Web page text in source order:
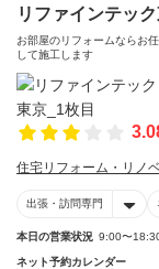
リファインテッ
お部屋のリフォームならお
して施工します
住宅リフォーム・リノ
出張・訪問専門
本日の営業状況 9:00〜
ネット予約カレンダー